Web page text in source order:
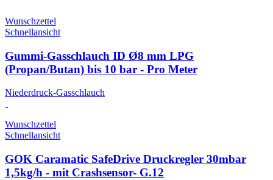
Wunschzettel
Schnellansicht
Gummi-Gasschlauch ID Ø8 mm LPG
(Propan/Butan) bis 10 bar - Pro Meter
Niederdruck-Gasschlauch
Wunschzettel
Schnellansicht
GOK Caramatic SafeDrive Druckregler 30mbar
1,5kg/h - mit Crashsensor- G.12